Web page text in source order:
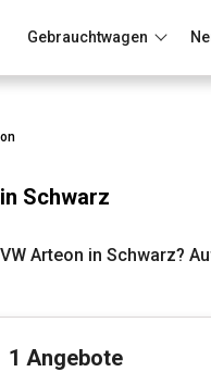
Gebrauchtwagen
Schwarz
Arteon in Schwarz?
1 Angebote